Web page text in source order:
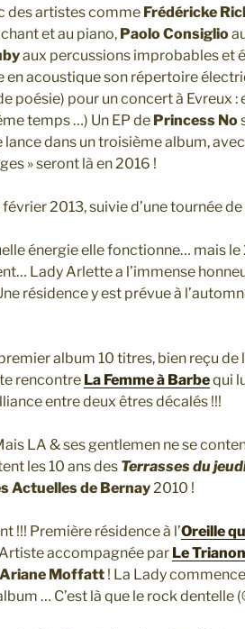
des artistes comme Frédéricke
et au piano, Paolo Consiglio
aux percussions improbables et
en acoustique son répertoire
poésie) pour un concert à Evreux :
temps …) Un EP de Princess No
lance dans un troisième album,
» seront là en 2016 !
2013, suivie d’une tournée
énergie elle fonctionne… mais
Lady Arlette a l’immense
résidence y est prévue à
album 10 titres, bien reçu
rencontre La Femme à Barbequi
entre deux êtres décalés !!!
LA & ses gentlemen ne se
les 10 ans des Terrasses du
Actuelles de Bernay 2010 !
!!! Première résidence à l’Oreille
accompagnée par Le
Ariane Moffatt ! La Lady
… C’est là que le rock dentelle